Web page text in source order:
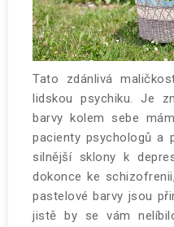
Tato zdánlivá
lidskou psychiku. Je
barvy kolem sebe
pacienty psychologů a
silnější sklony k
dokonce ke
pastelové barvy jsou
jistě by se vám